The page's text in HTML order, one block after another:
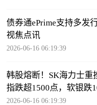
债券通ePrime支持多发
视焦点讯
2026-06-16 06:19:39
韩股熔断！SK海力士重
指跌超1500点，软银跌
2026-06-16 06:19:39